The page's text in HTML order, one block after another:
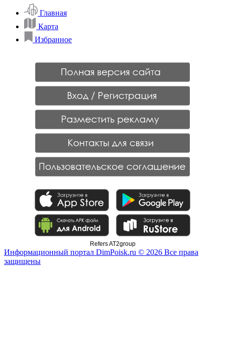
Главная
Карта
Избранное
Refers AT2group
Информационный портал DimPoisk.ru © 2026 Все права
защищены